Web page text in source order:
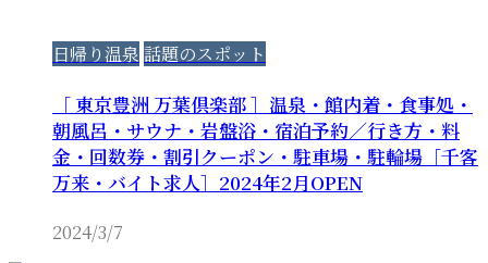
日帰り温泉 話題のスポット
［ 東京豊洲 万葉倶楽部 ］温泉・館内着・食事処・
朝風呂・サウナ・岩盤浴・宿泊予約／行き方・料
金・回数券・割引クーポン・駐車場・駐輪場［千客
万来・バイト求人］2024年2月OPEN
2024/3/7